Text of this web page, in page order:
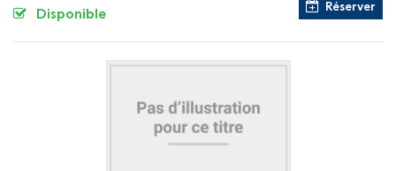
Réserver
Disponible